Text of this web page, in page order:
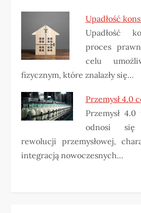
Upadłość
Upadłość
proces
celu
fizycznym, które znalazły się…
Przemysł 4.0
Przemysł
odnosi
rewolucji przemysłowej,
integracją nowoczesnych…